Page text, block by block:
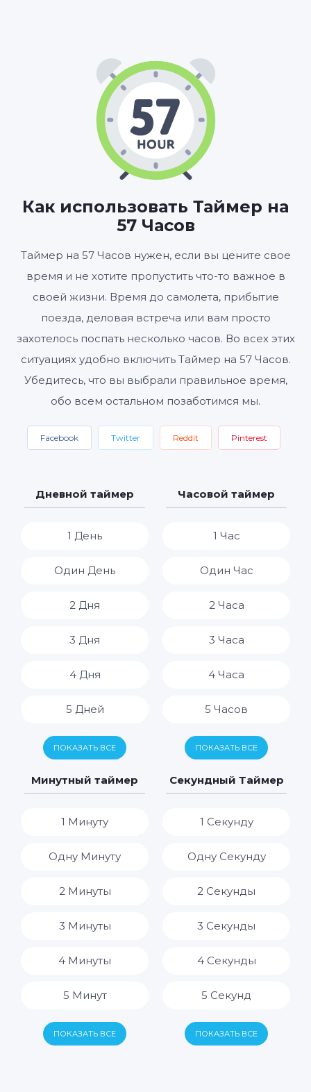
Как использовать Таймер на
57 Часов
Таймер на 57 Часов нужен, если вы цените свое
время и не хотите пропустить что-то важное в
своей жизни. Время до самолета, прибытие
поезда, деловая встреча или вам просто
захотелось поспать несколько часов. Во всех этих
ситуациях удобно включить Таймер на 57 Часов.
Убедитесь, что вы выбрали правильное время,
обо всем остальном позаботимся мы.
Facebook Twitter Reddit Pinterest
Дневной таймер
1 День
Один День
2 Дня
3 Дня
4 Дня
5 Дней
6 Дней
7 Дней
ПОКАЗАТЬ ВСЕ
Часовой таймер
1 Час
Один Час
2 Часа
3 Часа
4 Часа
5 Часов
6 Часов
7 Часов
14 Часов
ПОКАЗАТЬ ВСЕ
Минутный таймер
1 Минуту
Одну Минуту
2 Минуты
3 Минуты
4 Минуты
5 Минут
6 Минут
ПОКАЗАТЬ ВСЕ
Секундный Таймер
1 Секунду
Одну Секунду
2 Секунды
3 Секунды
4 Секунды
5 Секунд
6 Секунд
ПОКАЗАТЬ ВСЕ
57 : 00
МИНУТЫ
: 00
Старт